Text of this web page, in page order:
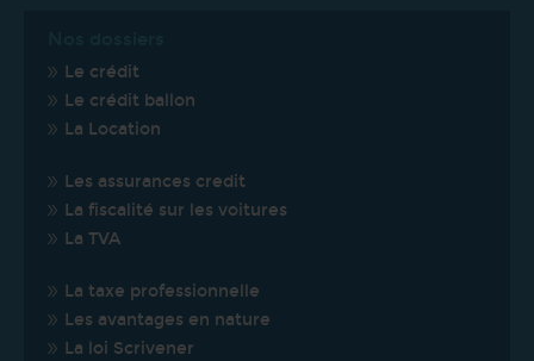
Le crédit
Le crédit ballon
La Location
Les assurances credit
La fiscalité sur les voitures
La TVA
La taxe professionnelle
Les avantages en nature
La loi Scrivener